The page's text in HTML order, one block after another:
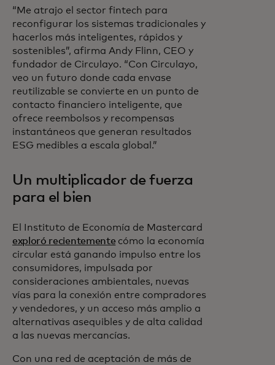
“Me atrajo el sector fintech para
reconfigurar los sistemas tradicionales y
hacerlos más inteligentes, rápidos y
sostenibles”, afirma Andy Flinn, CEO y
fundador de Circulayo. “Con Circulayo,
veo un futuro donde cada envase
reutilizable se convierte en un punto de
contacto financiero inteligente, que
ofrece reembolsos y recompensas
instantáneos que generan resultados
ESG medibles a escala global.”
Un multiplicador de fuerza
para el bien
El Instituto de Economía de Mastercard
exploró recientemente cómo la economía
circular está ganando impulso entre los
consumidores, impulsada por
consideraciones ambientales, nuevas
vías para la conexión entre compradores
y vendedores, y un acceso más amplio a
alternativas asequibles y de alta calidad
a las nuevas mercancías.
Con una red de aceptación de más de